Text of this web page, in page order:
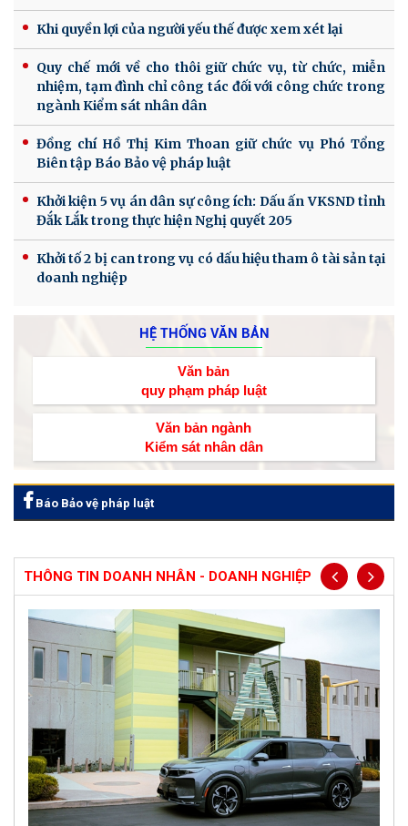
Khi quyền lợi của người yếu thế được xem xét lại
Quy chế mới về cho thôi giữ chức vụ, từ chức, miễn
nhiệm, tạm đình chỉ công tác đối với công chức trong
ngành Kiểm sát nhân dân
Đồng chí Hồ Thị Kim Thoan giữ chức vụ Phó Tổng
Biên tập Báo Bảo vệ pháp luật
Khởi kiện 5 vụ án dân sự công ích: Dấu ấn VKSND tỉnh
Đắk Lắk trong thực hiện Nghị quyết 205
Khởi tố 2 bị can trong vụ có dấu hiệu tham ô tài sản tại
doanh nghiệp
HỆ THỐNG VĂN BẢN
Văn bản
quy phạm pháp luật
Văn bản ngành
Kiểm sát nhân dân
Báo Bảo vệ pháp luật
THÔNG TIN DOANH NHÂN - DOANH NGHIỆP